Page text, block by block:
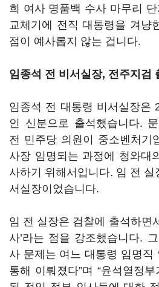
희 여사 명품백 수사 마무리
교체기에 전직 대통령을 겨냥
점이 예사롭지 않는 겁니다.
임종석 전 비서실장, 전주지검
임종석 전 대통령 비서실장은
인 신분으로 출석했습니다.
전 민주당 의원이 중소벤처기
사장 임명되는 과정에 청와대
사하기 위해서입니다. 임 전 실
서실장이었습니다.
임 전 실장은 검찰에 출석하면
사’라는 점을 강조했습니다.
사 문제는 여느 대통령 임명직
통해 이뤄졌다”며 “윤석열정